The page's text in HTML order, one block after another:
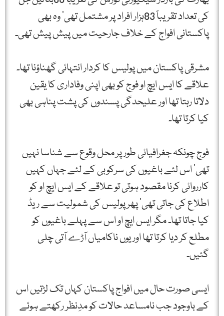
کی تعداد تقریباً 83ہزار افراد پر مشتمل تھی‘ وہ بھی
پاکستانی افواج کے خلاف جارحیت میں پیش پیش تھی۔
مشرقی پاکستان میں پولیس کا کردار انتہائی گھناؤنا تھا۔
علاقے کا ایس ایچ او فوج کو بھی اپنی وفاداری کا یقین
دلاتا رہتا تھا اور علیحدگی پسندوں کی پشت پناہی بھی
کیا کرتا تھا۔
فوج چونکہ جغرافیائی طور پر محل وقوع سے شناسا نہیں
تھی‘ اس لئے باغیوں کی سرکوبی کے لئے جہاں کہیں
کارروائی کرنا مقصود ہوتی تو علاقے کے ایس ایچ او کو
اطلاع کی جاتی تھی‘ پھر پولیس کی شمولیت سے ریڈ
کیا جاتا تھا۔ مگر ایس ایچ او اس سے پہلے باغیوں کو
مطلع کر دیا کرتا تھا اور یوں ناکامیاں آڑے آتی چلی
گئیں۔
ایسی صورت حال میں افواج پاکستان کہاں تک لڑتیں اس
کے باوجود جب نامساعد حالات کو مدِنظر رکھتے ہوئے